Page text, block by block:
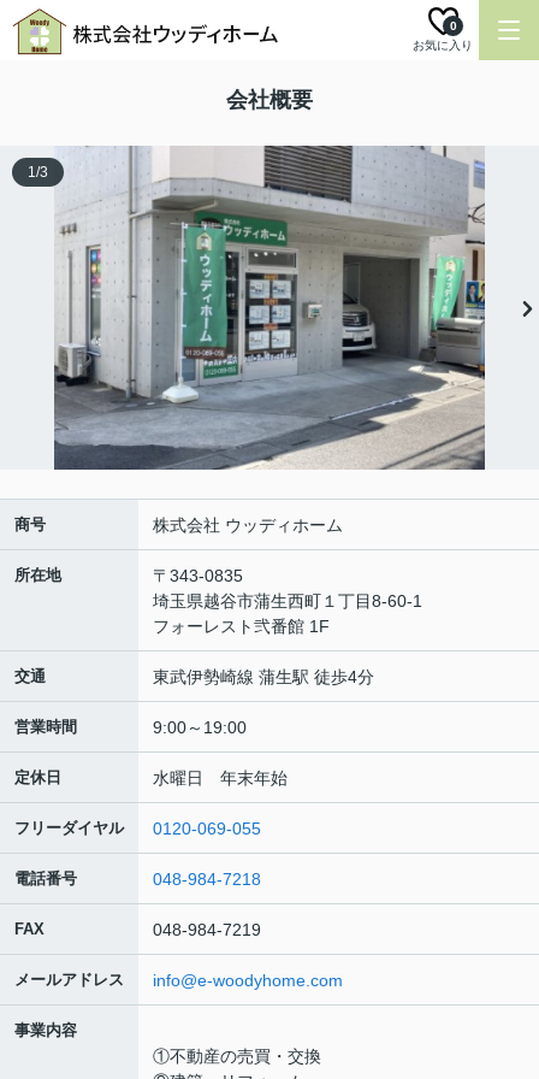
お気に入り
0
会社概要
1/3
商号 株式会社 ウッディホーム
所在地
〒343-0835
埼玉県越谷市蒲生西町１丁目8-60-1
フォーレスト弐番館 1F
交通 東武伊勢崎線 蒲生駅 徒歩4分
営業時間 9:00～19:00
定休日 水曜日 年末年始
フリーダイヤル 0120-069-055
電話番号 048-984-7218
FAX 048-984-7219
メールアドレス info@e-woodyhome.com
事業内容
①不動産の売買・交換